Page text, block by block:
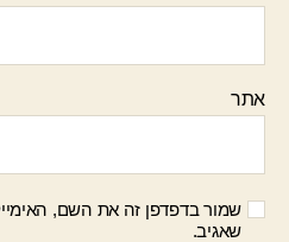
אתר
שמור בדפדפן זה את השם,
שאגיב.